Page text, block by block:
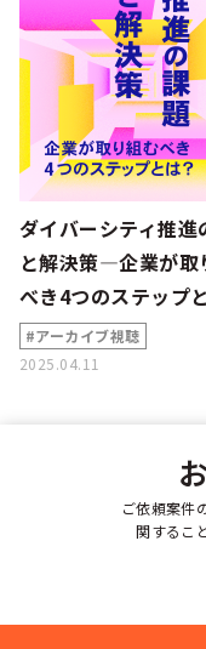
ダイバーシティ推進
と解決策—企業が取
べき4つのステップ
#アーカイブ視聴
2025.04.11
ご依頼案件
関するこ